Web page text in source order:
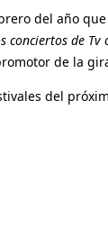
del año
conciertos de
de la
del